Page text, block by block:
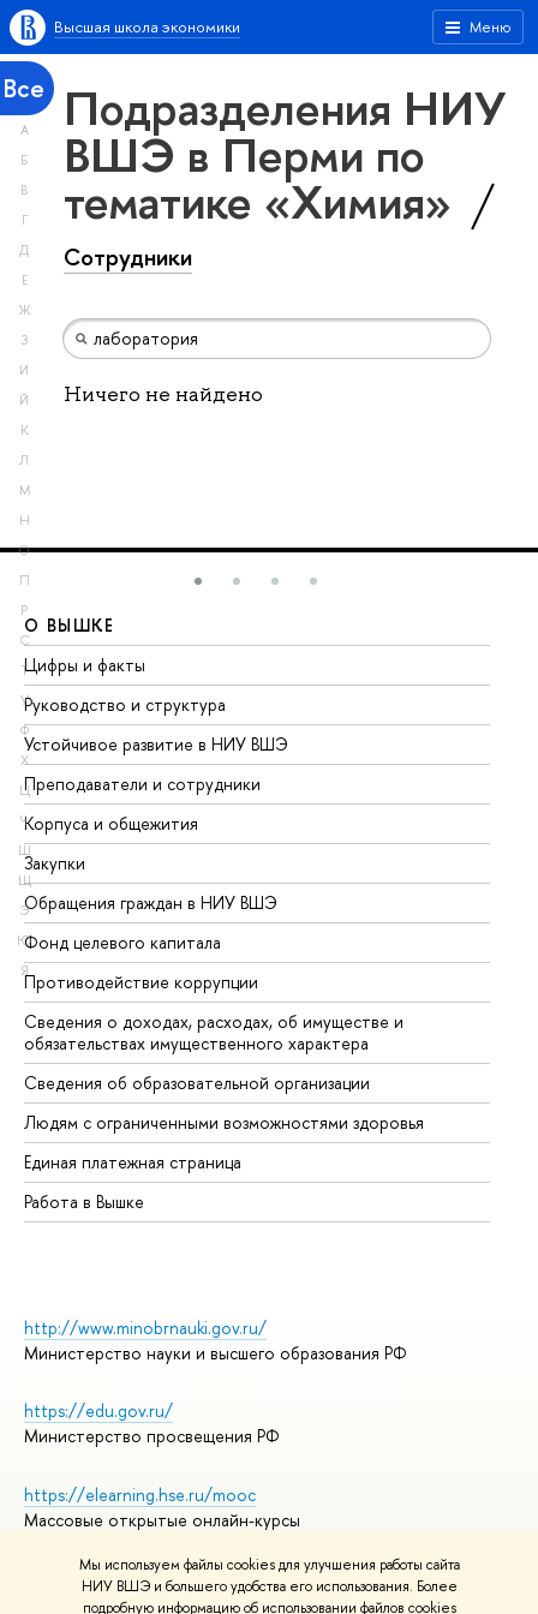
Мы используем файлы cookies для улучшения работы сайта
НИУ ВШЭ и большего удобства его использования. Более
подробную информацию об использовании файлов cookies
Меню
Высшая школа экономики
Все
А
Б
В
Г
Д
Е
Ж
З
И
Й
К
Л
М
Н
О
П
Р
С
Т
У
Ф
Х
Ц
Ч
Ш
Щ
Э
Ю
Я
Подразделения НИУ
ВШЭ в Перми по
тематике «Химия»
Сотрудники
Ничего не найдено
О ВЫШКЕ
Цифры и факты
Руководство и структура
Устойчивое развитие в НИУ ВШЭ
Преподаватели и сотрудники
Корпуса и общежития
Закупки
Обращения граждан в НИУ ВШЭ
Фонд целевого капитала
Противодействие коррупции
Сведения о доходах, расходах, об имуществе и
обязательствах имущественного характера
Сведения об образовательной организации
Людям с ограниченными возможностями здоровья
Единая платежная страница
Работа в Вышке
http://www.minobrnauki.gov.ru/
Министерство науки и высшего образования РФ
https://edu.gov.ru/
Министерство просвещения РФ
https://elearning.hse.ru/mooc
Массовые открытые онлайн-курсы